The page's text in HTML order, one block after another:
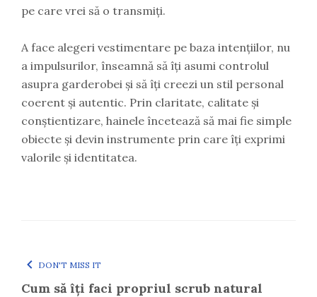
pe care vrei să o transmiți.
A face alegeri vestimentare pe baza intențiilor, nu
a impulsurilor, înseamnă să îți asumi controlul
asupra garderobei și să îți creezi un stil personal
coerent și autentic. Prin claritate, calitate și
conștientizare, hainele încetează să mai fie simple
obiecte și devin instrumente prin care îți exprimi
valorile și identitatea.
DON'T MISS IT
Cum să îți faci propriul scrub natural